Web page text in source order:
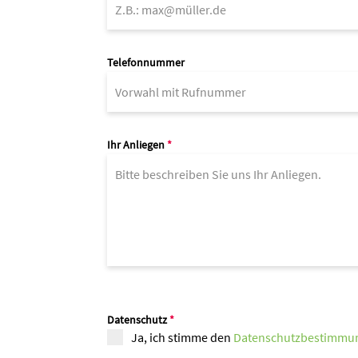
Telefon­nummer
Ihr Anliegen*
Daten­schutz*
Ja, ich stimme den